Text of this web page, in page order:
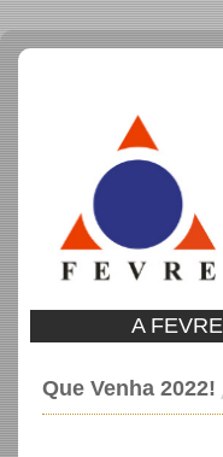
A FEVRE
Que Venha 2022!